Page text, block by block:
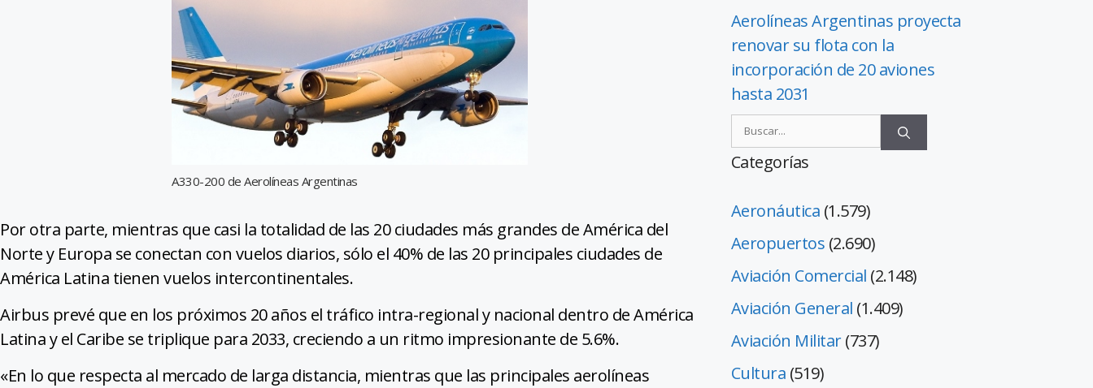
A330-200 de Aerolíneas Argentinas
Por otra parte, mientras que casi la totalidad de las 20 ciudades más grandes de América del
Norte y Europa se conectan con vuelos diarios, sólo el 40% de las 20 principales ciudades de
América Latina tienen vuelos intercontinentales.
Airbus prevé que en los próximos 20 años el tráfico intra-regional y nacional dentro de América
Latina y el Caribe se triplique para 2033, creciendo a un ritmo impresionante de 5.6%.
«En lo que respecta al mercado de larga distancia, mientras que las principales aerolíneas
Aerolíneas Argentinas proyecta
renovar su flota con la
incorporación de 20 aviones
hasta 2031
Categorías
Aeronáutica (1.579)
Aeropuertos (2.690)
Aviación Comercial (2.148)
Aviación General (1.409)
Aviación Militar(737)
Cultura (519)